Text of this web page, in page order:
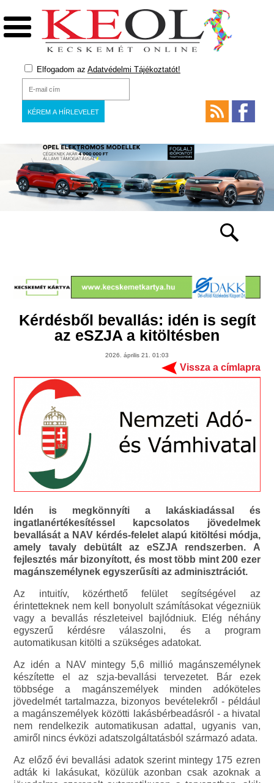
Elfogadom az Adatvédelmi Tájékoztatót!
Kérdésből bevallás: idén is segít
az eSZJA a kitöltésben
2026. április 21. 01:03
Vissza a címlapra
Idén is megkönnyíti a lakáskiadással és
ingatlanértékesítéssel kapcsolatos jövedelmek
bevallását a NAV kérdés-felelet alapú kitöltési módja,
amely tavaly debütált az eSZJA rendszerben. A
fejlesztés már bizonyított, és most több mint 200 ezer
magánszemélynek egyszerűsíti az adminisztrációt.
Az intuitív, közérthető felület segítségével az
érintetteknek nem kell bonyolult számításokat végezniük
vagy a bevallás részleteivel bajlódniuk. Elég néhány
egyszerű kérdésre válaszolni, és a program
automatikusan kitölti a szükséges adatokat.
Az idén a NAV mintegy 5,6 millió magánszemélynek
készítette el az szja-bevallási tervezetet. Bár ezek
többsége a magánszemélyek minden adóköteles
jövedelmét tartalmazza, bizonyos bevételekről - például
a magánszemélyek közötti lakásbérbeadásról - a hivatal
nem rendelkezik automatikusan adattal, ugyanis van,
amiről nincs évközi adatszolgáltatásból származó adata.
Az előző évi bevallási adatok szerint mintegy 175 ezren
adták ki lakásukat, közülük azonban csak azoknak a